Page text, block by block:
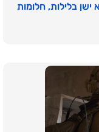
שני: אני מעל 25 שנה לא ישן בלילות, חלומות